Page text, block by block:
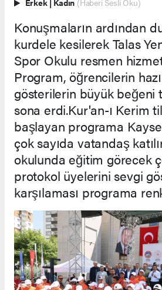
Erkek Kadın (Haberi Sesli Oku)
Konuşmaların ardından
kurdele kesilerek Talas
Spor Okulu resmen
Program, öğrencilerin
gösterilerin büyük beğeni
sona erdi.Kur'an-ı Kerim
başlayan programa
çok sayıda vatandaş
okulunda eğitim görecek
protokol üyelerini sevgi
karşılaması programa